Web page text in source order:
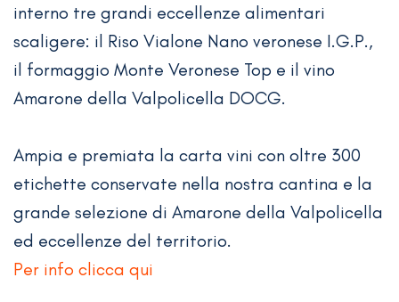
interno tre grandi eccellenze alimentari
scaligere: il Riso Vialone Nano veronese I.G.P.,
il formaggio Monte Veronese Top e il vino
Amarone della Valpolicella DOCG.
Ampia e premiata la carta vini con oltre 300
etichette conservate nella nostra cantina e la
grande selezione di Amarone della Valpolicella
ed eccellenze del territorio.
Per info clicca qui